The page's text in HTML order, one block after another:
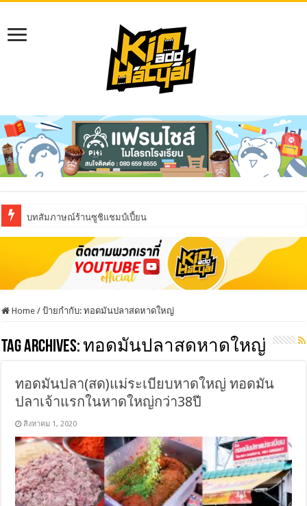
บทสัมภาษณ์ร้านซูชิแชมป์เปี้ยน
Home / ป้ายกำกับ:ทอดมันปลาสดหาดใหญ่
Tag Archives:ทอดมันปลาสดหาดใหญ่
ทอดมันปลา(สด)แม่ระเบียบหาดใหญ่ ทอดมัน
ปลาเจ้าแรกในหาดใหญ่กว่า38ปี
สิงหาคม 1, 2020